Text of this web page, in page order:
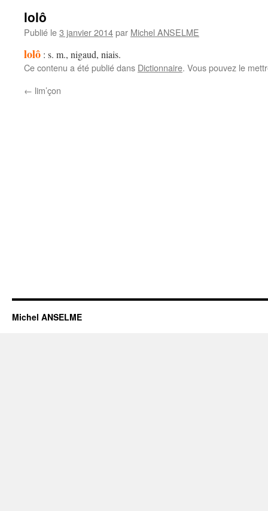
lolô
Publié le3 janvier 2014par Michel ANSELME
lolô : s. m., nigaud, niais.
Ce contenu a été publié dans Dictionnaire. Vous pouvez le
← lim’çon
Michel ANSELME